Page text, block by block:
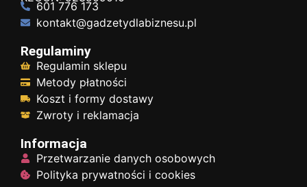
601 776 173
kontakt@gadzetydlabiznesu.pl
Regulaminy
Regulamin sklepu
Metody płatności
Koszt i formy dostawy
Zwroty i reklamacja
Informacja
Przetwarzanie danych osobowych
Polityka prywatności i cookies